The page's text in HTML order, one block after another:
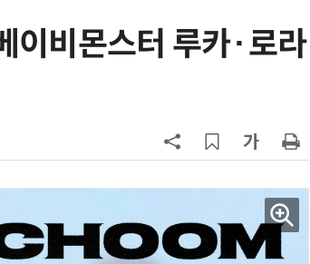
비몬스터 루카·로라
AI Native Enterprise를 지원하는 AI Ready Data 플랫폼 활용 전략 AI 시대의 옵저버빌리티: GPU·LLM 모니터링부터 AI 기반 장애 대응까지